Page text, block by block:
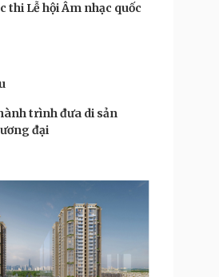
thi Lễ hội Âm nhạc quốc
trình đưa di sản
đại